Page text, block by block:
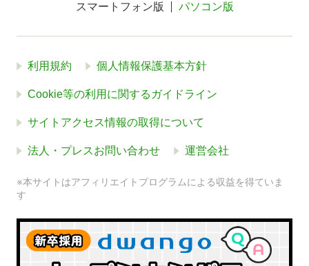
スマートフォン版 パソコン版
利用規約 個人情報保護基本方針
Cookie等の利用に関するガイドライン
サイトアクセス情報の取得について
法人・プレスお問い合わせ 運営会社
※本サイトはアフィリエイトプログラムによる収益を得ていま
す